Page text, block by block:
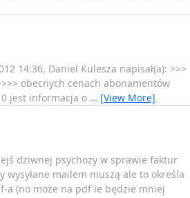
14:36, Daniel Kulesza napisał(a): >>>
obecnych cenach abonamentów
jest informacja o … [View More]
dziwnej psychozy w sprawie faktur
mailem muszą ale to określa
a (no może na pdf'ie będzie mniej